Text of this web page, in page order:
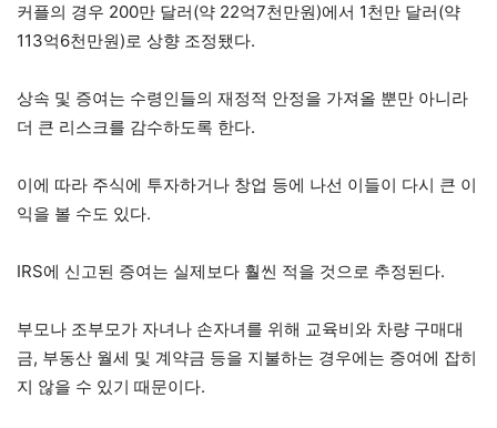
커플의 경우 200만 달러(약 22억7천만원)에서 1천만 달러(약
113억6천만원)로 상향 조정됐다.
상속 및 증여는 수령인들의 재정적 안정을 가져올 뿐만 아니라
더 큰 리스크를 감수하도록 한다.
이에 따라 주식에 투자하거나 창업 등에 나선 이들이 다시 큰 이
익을 볼 수도 있다.
IRS에 신고된 증여는 실제보다 훨씬 적을 것으로 추정된다.
부모나 조부모가 자녀나 손자녀를 위해 교육비와 차량 구매대
금, 부동산 월세 및 계약금 등을 지불하는 경우에는 증여에 잡히
지 않을 수 있기 때문이다.